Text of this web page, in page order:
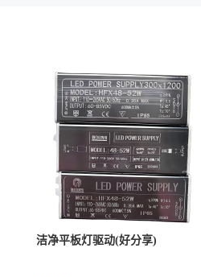
洁净平板灯驱动(好分享)